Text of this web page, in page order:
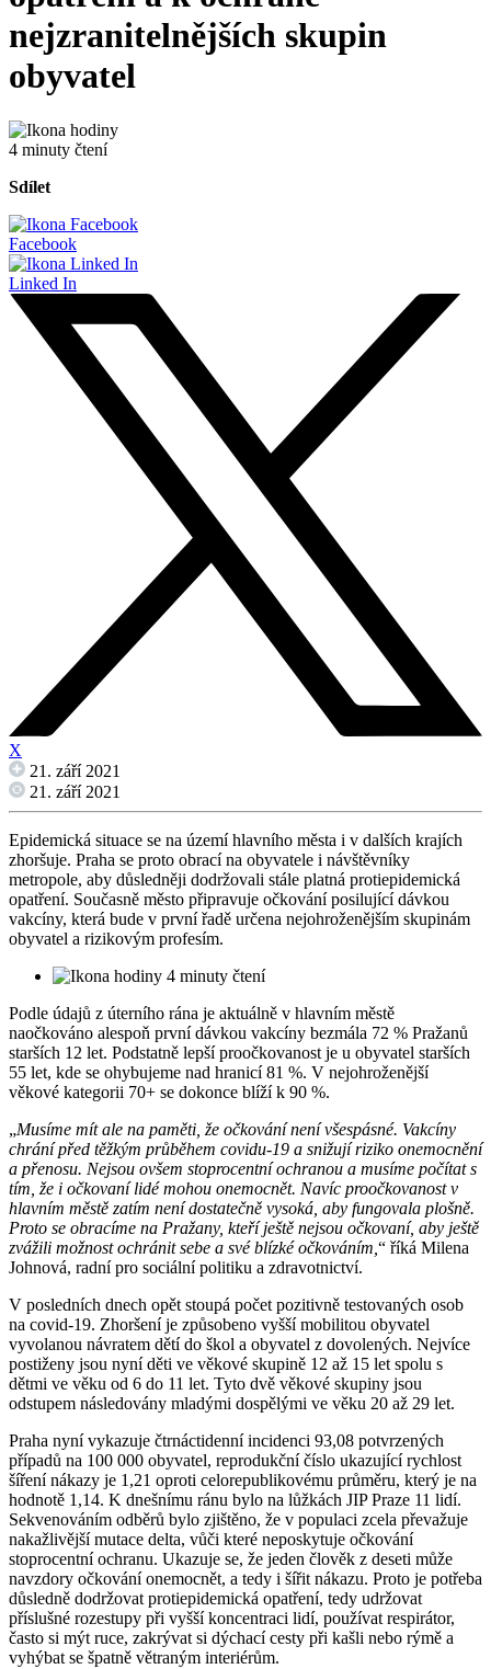
nejzranitelnějších skupin
obyvatel
4 minuty čtení
Sdílet
Facebook
Linked In
X
21. září 2021
21. září 2021
Epidemická situace se na území hlavního města i v dalších krajích
zhoršuje. Praha se proto obrací na obyvatele i návštěvníky
metropole, aby důsledněji dodržovali stále platná protiepidemická
opatření. Současně město připravuje očkování posilující dávkou
vakcíny, která bude v první řadě určena nejohroženějším skupinám
obyvatel a rizikovým profesím.
4 minuty čtení
Podle údajů z úterního rána je aktuálně v hlavním městě
naočkováno alespoň první dávkou vakcíny bezmála 72 % Pražanů
starších 12 let. Podstatně lepší proočkovanost je u obyvatel starších
55 let, kde se ohybujeme nad hranicí 81 %. V nejohroženější
věkové kategorii 70+ se dokonce blíží k 90 %.
„Musíme mít ale na paměti, že očkování není všespásné. Vakcíny
chrání před těžkým průběhem covidu-19 a snižují riziko onemocnění
a přenosu. Nejsou ovšem stoprocentní ochranou a musíme počítat s
tím, že i očkovaní lidé mohou onemocnět. Navíc proočkovanost v
hlavním městě zatím není dostatečně vysoká, aby fungovala plošně.
Proto se obracíme na Pražany, kteří ještě nejsou očkovaní, aby ještě
zvážili možnost ochránit sebe a své blízké očkováním,“ říká Milena
Johnová, radní pro sociální politiku a zdravotnictví.
V posledních dnech opět stoupá počet pozitivně testovaných osob
na covid-19. Zhoršení je způsobeno vyšší mobilitou obyvatel
vyvolanou návratem dětí do škol a obyvatel z dovolených. Nejvíce
postiženy jsou nyní děti ve věkové skupině 12 až 15 let spolu s
dětmi ve věku od 6 do 11 let. Tyto dvě věkové skupiny jsou
odstupem následovány mladými dospělými ve věku 20 až 29 let.
Praha nyní vykazuje čtrnáctidenní incidenci 93,08 potvrzených
případů na 100 000 obyvatel, reprodukční číslo ukazující rychlost
šíření nákazy je 1,21 oproti celorepublikovému průměru, který je na
hodnotě 1,14. K dnešnímu ránu bylo na lůžkách JIP Praze 11 lidí.
Sekvenováním odběrů bylo zjištěno, že v populaci zcela převažuje
nakažlivější mutace delta, vůči které neposkytuje očkování
stoprocentní ochranu. Ukazuje se, že jeden člověk z deseti může
navzdory očkování onemocnět, a tedy i šířit nákazu. Proto je potřeba
důsledně dodržovat protiepidemická opatření, tedy udržovat
příslušné rozestupy při vyšší koncentraci lidí, používat respirátor,
často si mýt ruce, zakrývat si dýchací cesty při kašli nebo rýmě a
vyhýbat se špatně větraným interiérům.